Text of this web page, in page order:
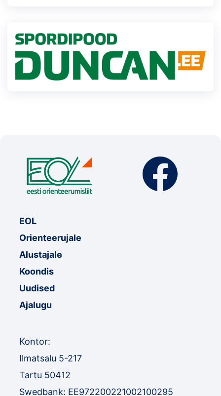
EOL
Orienteerujale
Alustajale
Koondis
Uudised
Ajalugu
Kontor:
Ilmatsalu 5-217
Tartu 50412
Swedbank: EE972200221002100295